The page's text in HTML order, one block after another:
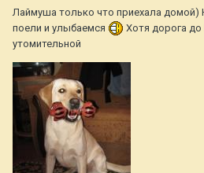
Лаймуша только что приехала
поели и улыбаемся
Хотя дорога
утомительной